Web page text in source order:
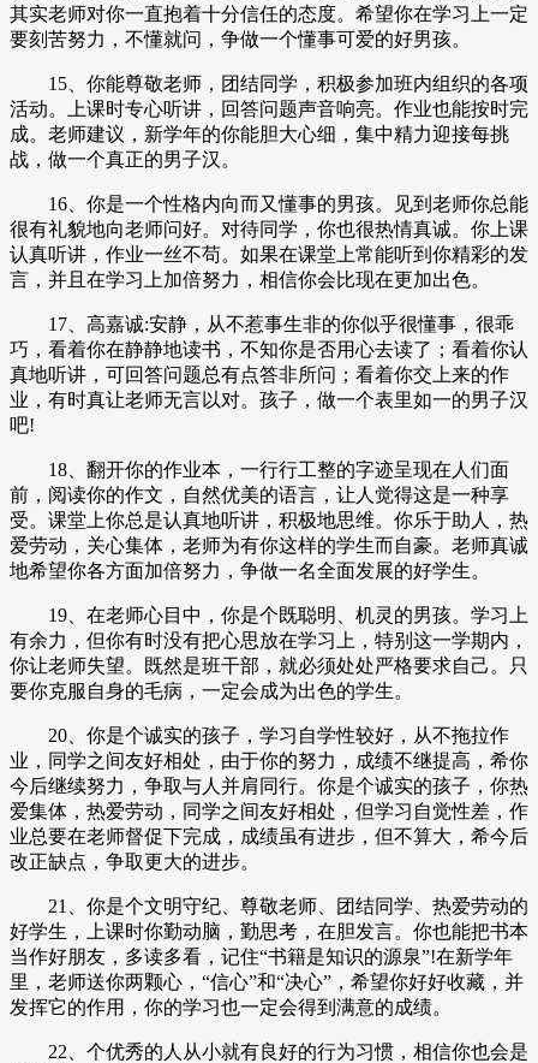
其实老师对你一直抱着十分信任的态度。希望你在学习上一定
要刻苦努力，不懂就问，争做一个懂事可爱的好男孩。
15、你能尊敬老师，团结同学，积极参加班内组织的各项
活动。上课时专心听讲，回答问题声音响亮。作业也能按时完
成。老师建议，新学年的你能胆大心细，集中精力迎接每挑
战，做一个真正的男子汉。
16、你是一个性格内向而又懂事的男孩。见到老师你总能
很有礼貌地向老师问好。对待同学，你也很热情真诚。你上课
认真听讲，作业一丝不苟。如果在课堂上常能听到你精彩的发
言，并且在学习上加倍努力，相信你会比现在更加出色。
17、高嘉诚:安静，从不惹事生非的你似乎很懂事，很乖
巧，看着你在静静地读书，不知你是否用心去读了；看着你认
真地听讲，可回答问题总有点答非所问；看着你交上来的作
业，有时真让老师无言以对。孩子，做一个表里如一的男子汉
吧!
18、翻开你的作业本，一行行工整的字迹呈现在人们面
前，阅读你的作文，自然优美的语言，让人觉得这是一种享
受。课堂上你总是认真地听讲，积极地思维。你乐于助人，热
爱劳动，关心集体，老师为有你这样的学生而自豪。老师真诚
地希望你各方面加倍努力，争做一名全面发展的好学生。
19、在老师心目中，你是个既聪明、机灵的男孩。学习上
有余力，但你有时没有把心思放在学习上，特别这一学期内，
你让老师失望。既然是班干部，就必须处处严格要求自己。只
要你克服自身的毛病，一定会成为出色的学生。
20、你是个诚实的孩子，学习自学性较好，从不拖拉作
业，同学之间友好相处，由于你的努力，成绩不继提高，希你
今后继续努力，争取与人并肩同行。你是个诚实的孩子，你热
爱集体，热爱劳动，同学之间友好相处，但学习自觉性差，作
业总要在老师督促下完成，成绩虽有进步，但不算大，希今后
改正缺点，争取更大的进步。
21、你是个文明守纪、尊敬老师、团结同学、热爱劳动的
好学生，上课时你勤动脑，勤思考，在胆发言。你也能把书本
当作好朋友，多读多看，记住“书籍是知识的源泉”!在新学年
里，老师送你两颗心，“信心”和“决心”，希望你好好收藏，并
发挥它的作用，你的学习也一定会得到满意的成绩。
22、个优秀的人从小就有良好的行为习惯，相信你也会是